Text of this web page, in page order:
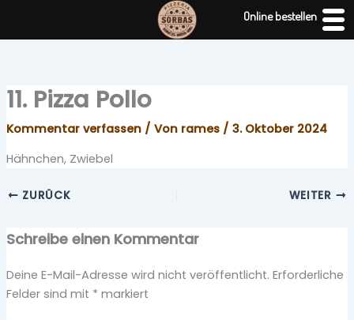
11. Pizza Pollo
Kommentar verfassen / Von rames / 3. Oktober 2024
Hähnchen, Zwiebel
ZURÜCK WEITER
Schreibe einen Kommentar
Deine E-Mail-Adresse wird nicht veröffentlicht. Erforderliche
Felder sind mit * markiert
Online bestellen